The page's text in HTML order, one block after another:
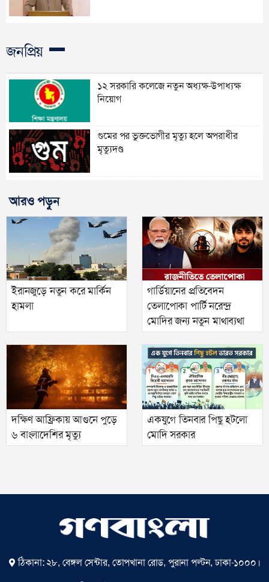
জনপ্রিয়
১২ সরকারি কলেজে নতুন অধ্যক্ষ-উপাধ্যক্ষ
নিয়োগ
গুমের পর ভুক্তভোগীর মৃত্যু হলে অপরাধীর
মৃত্যুদণ্ড
আরও পড়ুন
ইরানজুড়ে নতুন করে মার্কিন
হামলা
গার্ডিয়ানের প্রতিবেদন
তেলাপোকা পার্টি নরেন্দ্র
মোদির জন্য নতুন মাথাব্যথা
দক্ষিণ আফ্রিকায় আগুনে পুড়ে
৬ বাংলাদেশির মৃত্যু
একযুগে তিনবার পিছু হটলো
মোদি সরকার
ঠিকানা: ২৮, বেঙ্গল সেন্টার, তোপখানা রোড, পুরানা পল্টন, ঢাকা-১০০০।